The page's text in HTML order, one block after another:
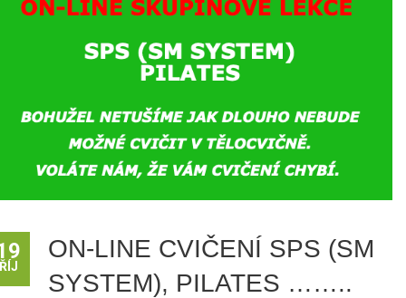
ON-LINE CVIČENÍ SPS (SM
SYSTEM), PILATES ……..